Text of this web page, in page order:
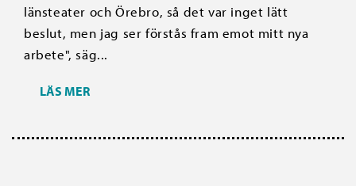
länsteater och Örebro, så det var inget lätt
beslut, men jag ser förstås fram emot mitt nya
arbete", säg...
LÄS MER